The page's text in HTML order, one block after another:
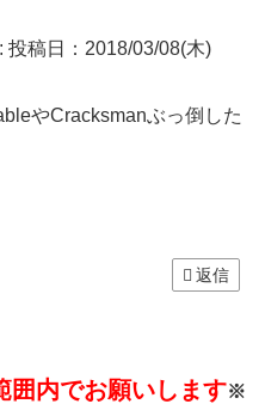
: 投稿日：2018/03/08(木)
やCracksmanぶっ倒した
返信
囲内でお願いします※